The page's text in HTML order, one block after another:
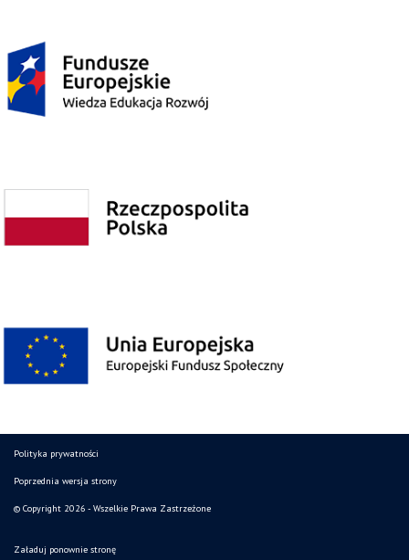
Polityka prywatności
Poprzednia wersja strony
© Copyright 2026 - Wszelkie Prawa Zastrzeżone
Załaduj ponownie stronę